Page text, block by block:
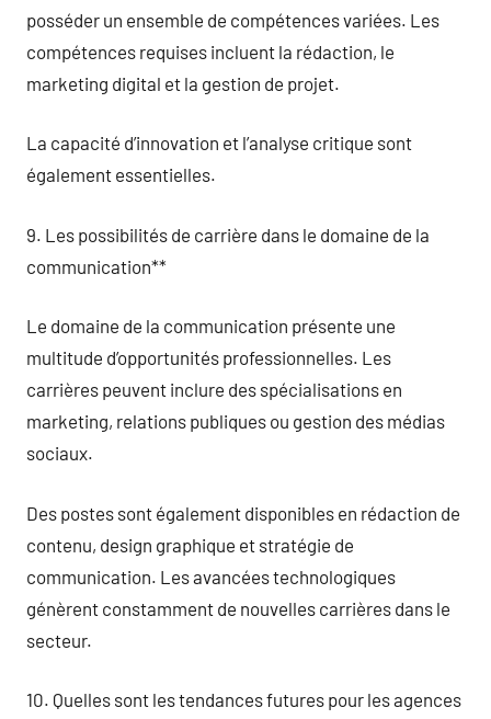
posséder un ensemble de compétences variées. Les
compétences requises incluent la rédaction, le
marketing digital et la gestion de projet.
La capacité d’innovation et l’analyse critique sont
également essentielles.
9. Les possibilités de carrière dans le domaine de la
communication**
Le domaine de la communication présente une
multitude d’opportunités professionnelles. Les
carrières peuvent inclure des spécialisations en
marketing, relations publiques ou gestion des médias
sociaux.
Des postes sont également disponibles en rédaction de
contenu, design graphique et stratégie de
communication. Les avancées technologiques
génèrent constamment de nouvelles carrières dans le
secteur.
10. Quelles sont les tendances futures pour les agences